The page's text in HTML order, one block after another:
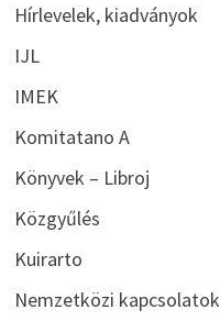
Hírlevelek, kiadványok
IJL
IMEK
Komitatano A
Könyvek – Libroj
Közgyűlés
Kuirarto
Nemzetközi kapcsolatok